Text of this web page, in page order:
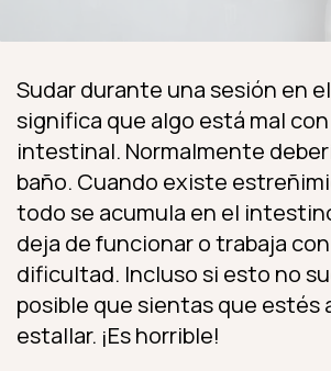
Sudar durante una sesión en
significa que algo está mal
intestinal. Normalmente
baño. Cuando existe
todo se acumula en el
deja de funcionar o trabaja
dificultad. Incluso si esto no
posible que sientas que estés
estallar. ¡Es horrible!